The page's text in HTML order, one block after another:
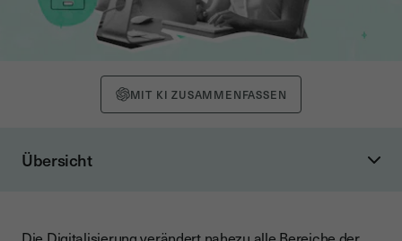
MIT KI ZUSAMMENFASSEN
Übersicht